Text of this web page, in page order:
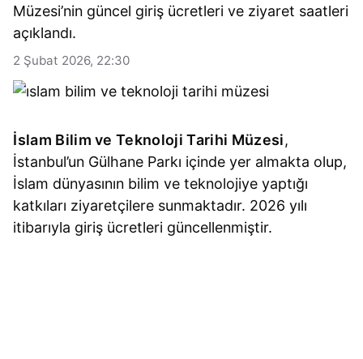
Müzesi’nin güncel giriş ücretleri ve ziyaret saatleri
açıklandı.
2 Şubat 2026, 22:30
İslam Bilim ve Teknoloji Tarihi Müzesi,
İstanbul’un Gülhane Parkı içinde yer almakta olup,
İslam dünyasının bilim ve teknolojiye yaptığı
katkıları ziyaretçilere sunmaktadır. 2026 yılı
itibarıyla giriş ücretleri güncellenmiştir.